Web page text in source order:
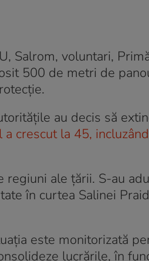
Salrom, voluntari,
500 de metri de
au decis să
a crescut la 45,
ale ţării. S-au
în curtea Salinei
este monitorizată
lucrările, în